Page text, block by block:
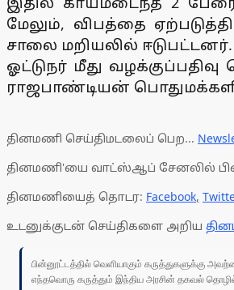
மேலும், விபத்தை
சாலை மறியலில் ஈடுபட்டனர்.
ஓட்டுநர் மீது
ராஜபாண்டியன்
தினமணி செய்திமடலைப் பெற...
தினமணி'யை வாட்ஸ்ஆப் சேனலில்
தினமணியைத் தொடர: Facebook,
உடனுக்குடன் செய்திகளை அறிய
பின்னூட்டத்தில் வெளியாகும் கருத்துகளுக்கு
எந்தவொரு கருத்தும் இந்திய அரசின் தகவல்